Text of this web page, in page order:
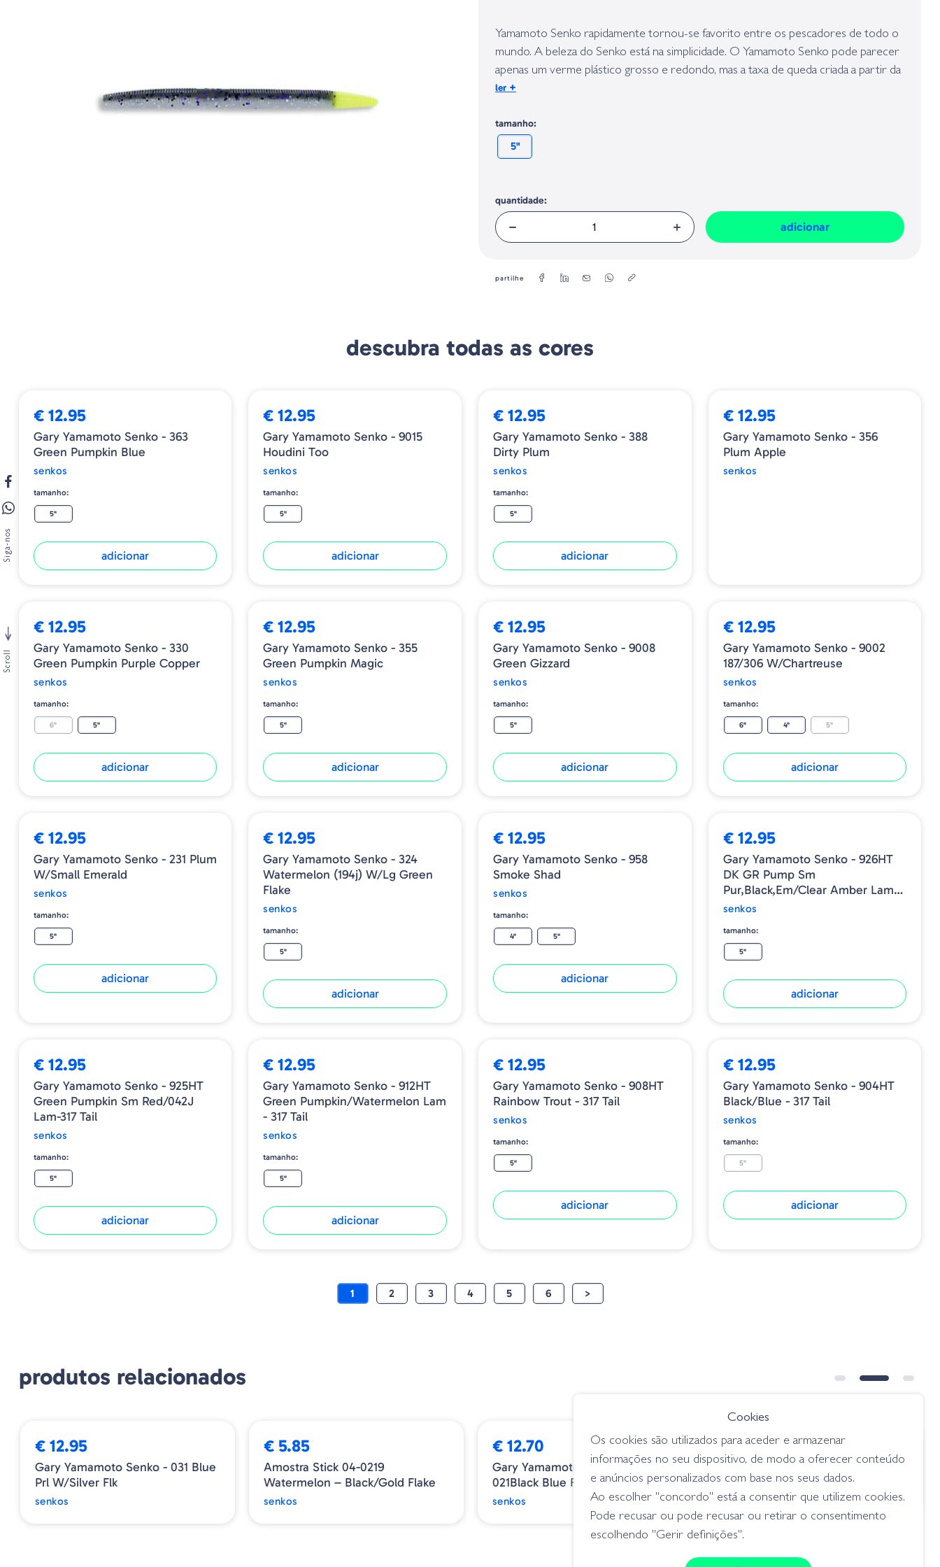
Yamamoto Senko rapidamente tornou-se favorito entre os pescadores de todo o
mundo. A beleza do Senko está na simplicidade. O Yamamoto Senko pode parecer
apenas um verme plástico grosso e redondo, mas a taxa de queda criada a partir da
grande quantidade de sal impregnado no corpo deixa os peixes loucos.
ler +
tamanho:
5"
quantidade:
adicionar
partilhe
descubra todas as cores
€ 12.95
Gary Yamamoto Senko - 363
Green Pumpkin Blue
senkos
tamanho:
5"
adicionar
€ 12.95
Gary Yamamoto Senko - 9015
Houdini Too
senkos
tamanho:
5"
adicionar
€ 12.95
Gary Yamamoto Senko - 388
Dirty Plum
senkos
tamanho:
5"
adicionar
€ 12.95
Gary Yamamoto Senko - 356
Plum Apple
senkos
€ 12.95
Gary Yamamoto Senko - 330
Green Pumpkin Purple Copper
senkos
tamanho:
6" 5"
adicionar
€ 12.95
Gary Yamamoto Senko - 355
Green Pumpkin Magic
senkos
tamanho:
5"
adicionar
€ 12.95
Gary Yamamoto Senko - 9008
Green Gizzard
senkos
tamanho:
5"
adicionar
€ 12.95
Gary Yamamoto Senko - 9002
187/306 W/Chartreuse
senkos
tamanho:
6" 4" 5"
adicionar
€ 12.95
Gary Yamamoto Senko - 231 Plum
W/Small Emerald
senkos
tamanho:
5"
adicionar
€ 12.95
Gary Yamamoto Senko - 324
Watermelon (194j) W/lg Green
Flake
senkos
tamanho:
5"
adicionar
€ 12.95
Gary Yamamoto Senko - 958
Smoke Shad
senkos
tamanho:
4" 5"
adicionar
€ 12.95
Gary Yamamoto Senko - 926HT
DK GR Pump Sm
Pur,black,em/Clear Amber Lam-
317 Tail
senkos
tamanho:
5"
adicionar
€ 12.95
Gary Yamamoto Senko - 925HT
Green Pumpkin Sm Red/042J
Lam-317 Tail
senkos
tamanho:
5"
adicionar
€ 12.95
Gary Yamamoto Senko - 912HT
Green Pumpkin/Watermelon Lam
- 317 Tail
senkos
tamanho:
5"
adicionar
€ 12.95
Gary Yamamoto Senko - 908HT
Rainbow Trout - 317 Tail
senkos
tamanho:
5"
adicionar
€ 12.95
Gary Yamamoto Senko - 904HT
Black/Blue - 317 Tail
senkos
tamanho:
5"
adicionar
1 2 3 4 5 6 >
produtos relacionados
€ 12.95
Gary Yamamoto Senko - 031 Blue
Prl W/Silver Flk
senkos
€ 5.85
Amostra Stick 04-0219
Watermelon – Black/Gold Flake
senkos
€ 12.70
Gary Yamamoto Thin Senko
021Black Blue Flake
senkos
€ 10.45
Gary Yamamoto Ned Senko
Floater 3" - 356 Plum Apple
senkos
Siga-nos
Scroll
Cookies
Os cookies são utilizados para aceder e armazenar
informações no seu dispositivo, de modo a oferecer conteúdo
e anúncios personalizados com base nos seus dados.
Ao escolher "concordo" está a consentir que utilizem cookies.
Pode recusar ou pode recusar ou retirar o consentimento
escolhendo "Gerir definições".